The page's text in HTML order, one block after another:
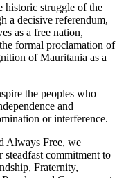
historic struggle of the
a decisive referendum,
as a free nation,
formal proclamation of
of Mauritania as a
the peoples who
and
or interference.
Always Free, we
steadfast commitment to
Fraternity,